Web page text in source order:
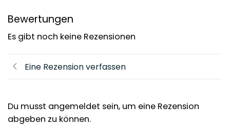
Bewertungen
Es gibt noch keine Rezensionen
Eine Rezension verfassen
Du musst angemeldet sein, um eine Rezension
abgeben zu können.